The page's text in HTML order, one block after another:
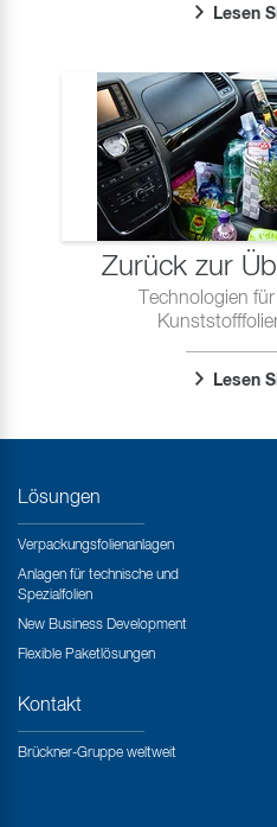
Lesen
Zurück zur
Technologien
Lesen
Lösungen
Verpackungsfolienanlagen
Anlagen für technische und
Spezialfolien
New Business Development
Flexible Paketlösungen
Kontakt
Brückner-Gruppe weltweit